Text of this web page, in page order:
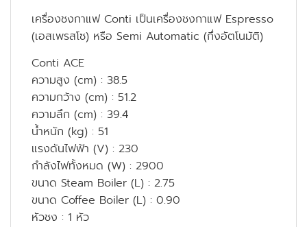
เครื่องชงกาแฟ Conti เป็นเครื่องชงกาแฟ Espresso
(เอสเพรสโซ) หรือ Semi Automatic (กึ่งอัตโนมัติ)
Conti ACE
ความสูง (cm) : 38.5
ความกว้าง (cm) : 51.2
ความลึก (cm) : 39.4
น้ำหนัก (kg) : 51
แรงดันไฟฟ้า (V) : 230
กำลังไฟทั้งหมด (W) : 2900
ขนาด Steam Boiler (L) : 2.75
ขนาด Coffee Boiler (L) : 0.90
หัวชง : 1 หัว